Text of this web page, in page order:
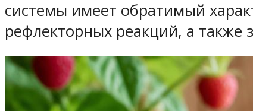
системы имеет обратимый
рефлекторных реакций, а